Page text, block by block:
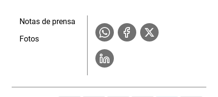
Notas de prensa
Fotos